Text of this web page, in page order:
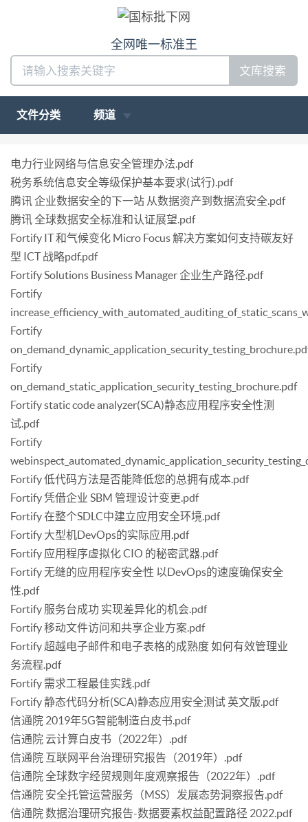
全网唯一标准王
文库搜索
文件分类 频道
电力行业网络与信息安全管理办法.pdf
税务系统信息安全等级保护基本要求(试行).pdf
腾讯 企业数据安全的下一站 从数据资产到数据流安全.pdf
腾讯 全球数据安全标准和认证展望.pdf
Fortify IT 和气候变化 Micro Focus 解决方案如何支持碳友好
型 ICT 战略pdf.pdf
Fortify Solutions Business Manager 企业生产路径.pdf
Fortify
Fortify
Fortify
on_demand_static_application_security_testing_brochure.pdf
Fortify static code analyzer(SCA)静态应用程序安全性测
试.pdf
Fortify
Fortify 低代码方法是否能降低您的总拥有成本.pdf
Fortify 凭借企业 SBM 管理设计变更.pdf
Fortify 在整个SDLC中建立应用安全环境.pdf
Fortify 大型机DevOps的实际应用.pdf
Fortify 应用程序虚拟化 CIO 的秘密武器.pdf
Fortify 无缝的应用程序安全性 以DevOps的速度确保安全
性.pdf
Fortify 服务台成功 实现差异化的机会.pdf
Fortify 移动文件访问和共享企业方案.pdf
Fortify 超越电子邮件和电子表格的成熟度 如何有效管理业
务流程.pdf
Fortify 需求工程最佳实践.pdf
Fortify 静态代码分析(SCA)静态应用安全测试 英文版.pdf
信通院 2019年5G智能制造白皮书.pdf
信通院 云计算白皮书（2022年）.pdf
信通院 互联网平台治理研究报告（2019年）.pdf
信通院 全球数字经贸规则年度观察报告（2022年）.pdf
信通院 安全托管运营服务（MSS）发展态势洞察报告.pdf
信通院 数据治理研究报告-数据要素权益配置路径 2022.pdf